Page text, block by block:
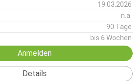
19.03.2026
n.a.
90 Tage
bis 6 Wochen
Anmelden
Details